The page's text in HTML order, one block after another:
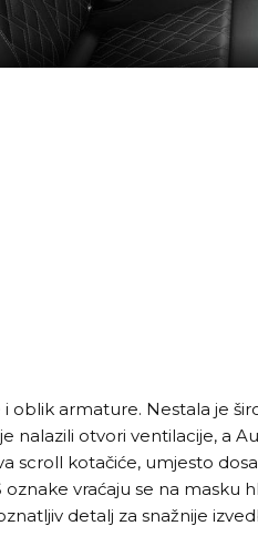
oblik armature. Nestala je
nalazili otvori ventilacije, a
scroll kotačiće, umjesto
oznake vraćaju se na masku
detalj za snažnije